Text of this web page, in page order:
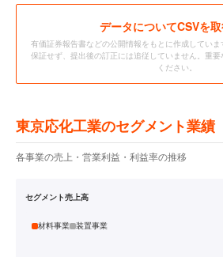
データについてCSVを
有価証券報告書などの公開情報をもとに作成してい
保証せず、提出後の訂正には追従していません。重
ください。
東京応化工業のセグメント業績
各事業の売上・営業利益・利益率の推移
セグメント売上高
材料事業 装置事業